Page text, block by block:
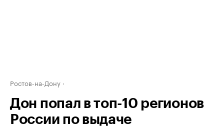
Ростов-на-Дону
Дон попал в топ-10 регионов
России по выдаче